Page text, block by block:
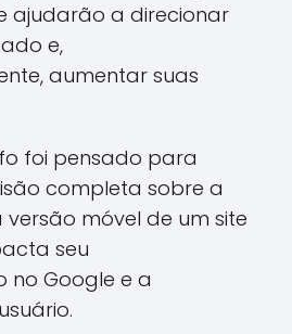
ajudarão a direcionar
e,
aumentar suas
foi pensado para
completa sobre a
móvel de um site
seu
no Google e a